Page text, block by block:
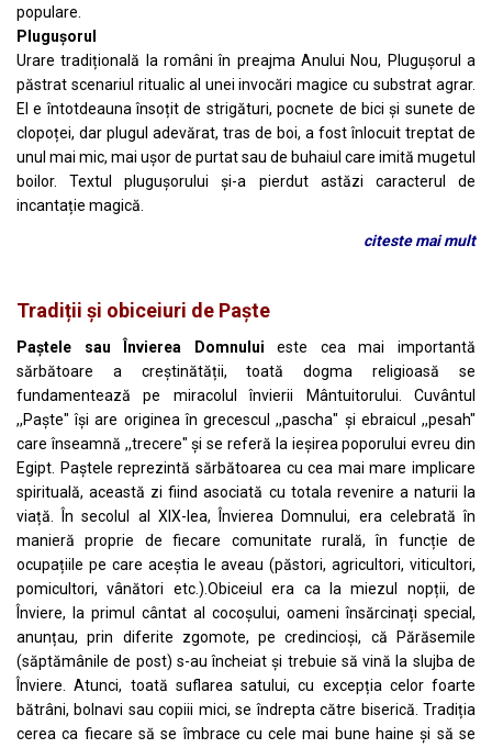
populare.
Pluguşorul
Urare tradițională la români în preajma Anului Nou, Plugușorul a
păstrat scenariul ritualic al unei invocări magice cu substrat agrar.
El e întotdeauna însoțit de strigături, pocnete de bici și sunete de
clopoței, dar plugul adevărat, tras de boi, a fost înlocuit treptat de
unul mai mic, mai ușor de purtat sau de buhaiul care imită mugetul
boilor. Textul plugușorului și-a pierdut astăzi caracterul de
incantație magică.
citeste mai mult
Tradiții și obiceiuri de Paște
Paștele sau Învierea Domnuluieste cea mai importantă
sărbătoare a creștinătății, toată dogma religioasă se
fundamentează pe miracolul învierii Mântuitorului. Cuvântul
,,Paște" își are originea în grecescul ,,pascha" și ebraicul ,,pesah"
care înseamnă ,,trecere" și se referă la ieșirea poporului evreu din
Egipt. Paștele reprezintă sărbătoarea cu cea mai mare implicare
spirituală, această zi fiind asociată cu totala revenire a naturii la
viață. În secolul al XIX-lea, Învierea Domnului, era celebrată în
manieră proprie de fiecare comunitate rurală, în funcție de
ocupațiile pe care aceștia le aveau (păstori, agricultori, viticultori,
pomicultori, vânători etc.).Obiceiul era ca la miezul nopții, de
Înviere, la primul cântat al cocoșului, oameni însărcinați special,
anunțau, prin diferite zgomote, pe credincioși, că Părăsemile
(săptămânile de post) s-au încheiat și trebuie să vină la slujba de
Înviere. Atunci, toată suflarea satului, cu excepția celor foarte
bătrâni, bolnavi sau copiii mici, se îndrepta către biserică. Tradiția
cerea ca fiecare să se îmbrace cu cele mai bune haine și să se